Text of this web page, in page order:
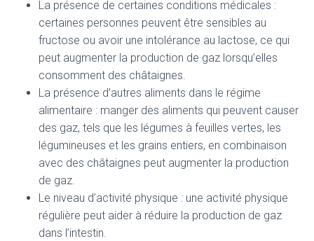
La présence de certaines conditions médicales :
certaines personnes peuvent être sensibles au
fructose ou avoir une intolérance au lactose, ce qui
peut augmenter la production de gaz lorsqu’elles
consomment des châtaignes.
La présence d’autres aliments dans le régime
alimentaire : manger des aliments qui peuvent causer
des gaz, tels que les légumes à feuilles vertes, les
légumineuses et les grains entiers, en combinaison
avec des châtaignes peut augmenter la production
de gaz.
Le niveau d’activité physique : une activité physique
régulière peut aider à réduire la production de gaz
dans l’intestin.